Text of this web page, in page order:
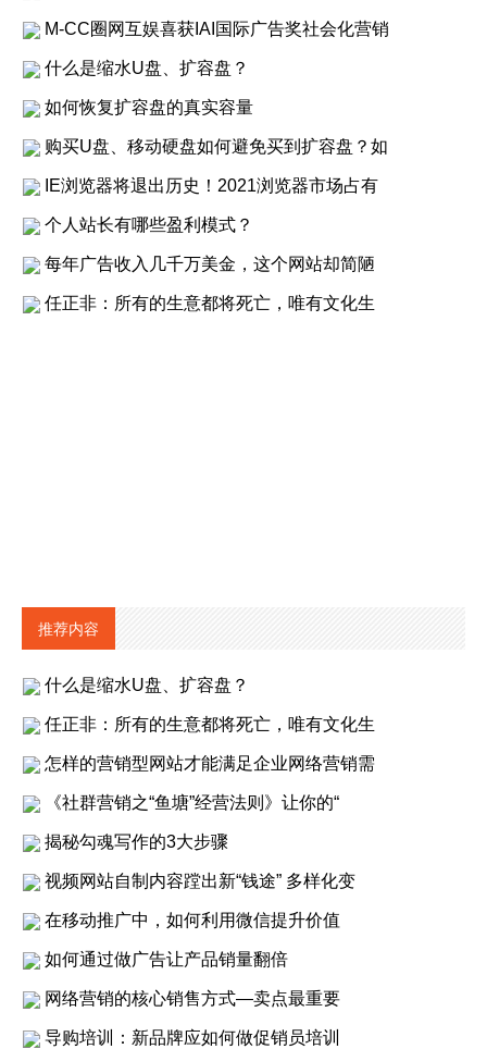
M-CC圈网互娱喜获IAI国际广告奖社会化营销
什么是缩水U盘、扩容盘？
如何恢复扩容盘的真实容量
购买U盘、移动硬盘如何避免买到扩容盘？如
IE浏览器将退出历史！2021浏览器市场占有
个人站长有哪些盈利模式？
每年广告收入几千万美金，这个网站却简陋
任正非：所有的生意都将死亡，唯有文化生
推荐内容
什么是缩水U盘、扩容盘？
任正非：所有的生意都将死亡，唯有文化生
怎样的营销型网站才能满足企业网络营销需
《社群营销之“鱼塘”经营法则》让你的“
揭秘勾魂写作的3大步骤
视频网站自制内容蹚出新“钱途” 多样化变
在移动推广中，如何利用微信提升价值
如何通过做广告让产品销量翻倍
网络营销的核心销售方式—卖点最重要
导购培训：新品牌应如何做促销员培训